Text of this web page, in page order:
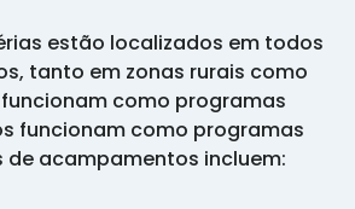
estão localizados em todos
tanto em zonas rurais como
como programas
funcionam como programas
de acampamentos incluem: